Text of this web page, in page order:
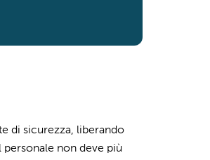
di sicurezza, liberando
non deve più